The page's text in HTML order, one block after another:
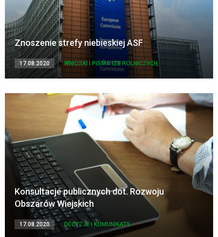
Znoszenie strefy niebieskiej ASF
17.08.2020 WNIOSKI I PISMA IZB ROLNICZYCH
Konsultacje publicznych dot. Rozwoju
Obszarów Wiejskich
17.08.2020 DECYZJE I KOMUNIKATY